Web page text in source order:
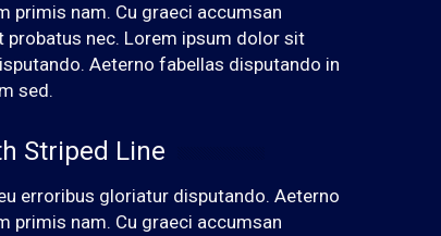
primis nam. Cu graeci accumsan
nec. Lorem ipsum dolor sit
Aeterno fabellas disputando in
sed.
Striped Line
erroribus gloriatur disputando. Aeterno
primis nam. Cu graeci accumsan